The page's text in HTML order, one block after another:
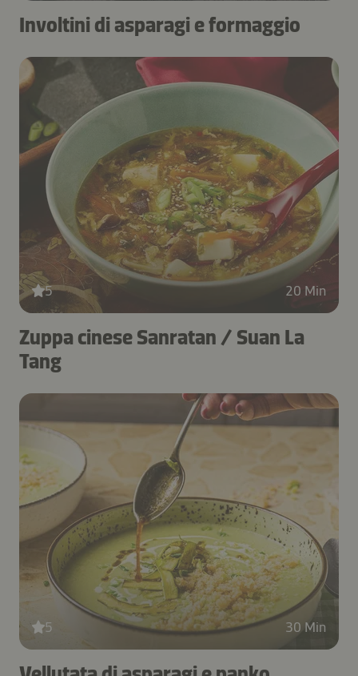
Involtini di asparagi e formaggio
5 20 Min
Zuppa cinese Sanratan / Suan La
Tang
5 30 Min